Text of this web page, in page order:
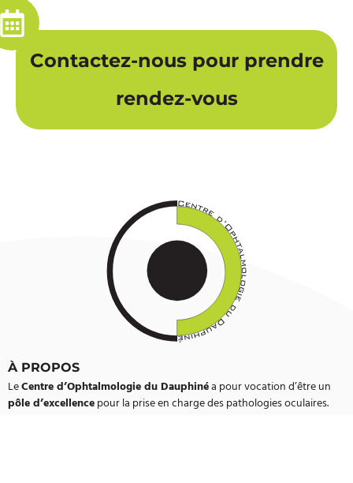
Contactez-nous pour prendre
rendez-vous
À PROPOS
LeCentre d’Ophtalmologie du Dauphinéa pour vocation d’être un
pôle d’excellencepour la prise en charge des pathologies oculaires.